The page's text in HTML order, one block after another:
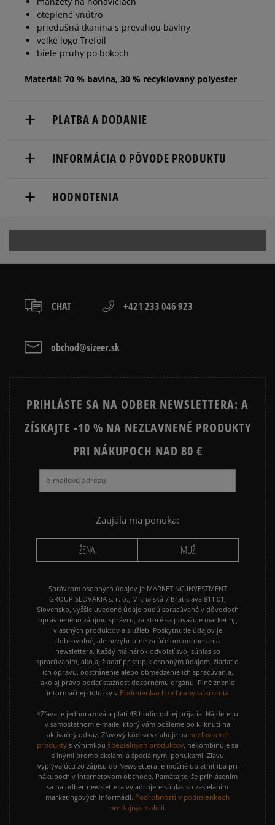
oteplené vnútro
priedušná tkanina s prevahou bavlny
veľké logo Trefoil
biele pruhy po bokoch
Materiál: 70 % bavlna, 30 % recyklovaný polyester
PLATBA A DODANIE
Dostupné spôsoby doručenia:
slovenská pošta - na adresu,
osobné prevzatie v predajni.
kartou,
INFORMÁCIA O PÔVODE PRODUKTU
Hoogoorddreef 9a
HODNOTENIA
1počet recenzií
zo všetkých čias
3
Ako zhromažďujeme recenzie?
Recenzie zákazníkov
CHAT +421 233 046 923
obchod@sizeer.sk
PRIHLÁSTE SA NA ODBER NEWSLETTERA: A
ZÍSKAJTE -10 % NA NEZĽAVNENÉ PRODUKTY
PRI NÁKUPOCH NAD 80 €
Zaujala ma ponuka:
ŽENA MUŽ
Správcom osobných údajov je MARKETING INVESTMENT
GROUP SLOVAKIA s. r. o., Michalská 7 Bratislava 811 01,
Slovensko, vyššie uvedené údaje budú spracúvané v dôvodoch
oprávneného záujmu správcu, za ktoré sa považuje marketing
vlastných produktov a služieb. Poskytnutie údajov je
dobrovoľné, ale nevyhnutné za účelom odoberania
newslettera. Každý má nárok odvolať svoj súhlas so
spracúvaním, ako aj žiadať prístup k osobným údajom, žiadať o
ich opravu, odstránenie alebo obmedzenie ich spracúvania,
ako aj právo podať sťažnosť dozornému orgánu. Plné znenie
informačnej doložky v Podmienkach ochrany súkromia
*Zľava je jednorazová a platí 48 hodín od jej prijatia. Nájdete ju
v samostatnom e-maile, ktorý vám pošleme po kliknutí na
aktivačný odkaz. Zľavový kód sa vzťahuje na nezľavnené
produkty s výnimkou špeciálnych produktov, nekombinuje sa
s inými promo akciami a špeciálnymi ponukami. Zľavu
vyplývajúcu zo zápisu do Newslettera je možné uplatniť iba pri
nákupoch v internetovom obchode. Pamätajte, že prihlásením
sa na odber newslettera vyjadrujete súhlas so zasielaním
marketingových informácií. Podrobnosti v podmienkach
predajných akcií.